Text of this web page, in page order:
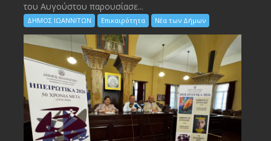
του Αυγούστου παρουσίασε...
ΔΗΜΟΣ ΙΩΑΝΝΙΤΩΝ Επικαιρότητα Νέα των Δήμων